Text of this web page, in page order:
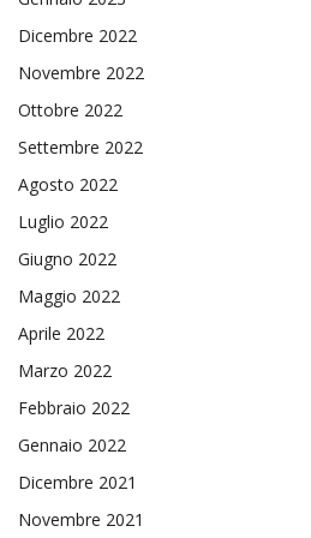
Dicembre 2022
Novembre 2022
Ottobre 2022
Settembre 2022
Agosto 2022
Luglio 2022
Giugno 2022
Maggio 2022
Aprile 2022
Marzo 2022
Febbraio 2022
Gennaio 2022
Dicembre 2021
Novembre 2021